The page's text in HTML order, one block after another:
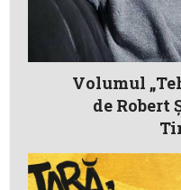
Volumul
de Robert